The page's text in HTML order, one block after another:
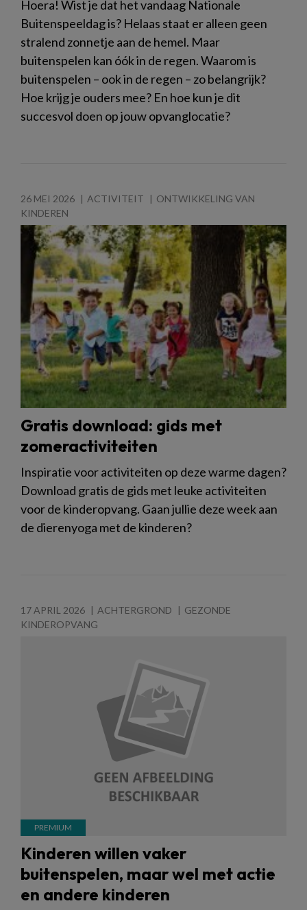
Hoera! Wist je dat het vandaag Nationale
Buitenspeeldag is? Helaas staat er alleen geen
stralend zonnetje aan de hemel. Maar
buitenspelen kan óók in de regen. Waarom is
buitenspelen – ook in de regen – zo belangrijk?
Hoe krijg je ouders mee? En hoe kun je dit
succesvol doen op jouw opvanglocatie?
26 MEI 2026 ACTIVITEIT
ONTWIKKELING VAN
KINDEREN
Gratis download: gids met
zomeractiviteiten
Inspiratie voor activiteiten op deze warme dagen?
Download gratis de gids met leuke activiteiten
voor de kinderopvang. Gaan jullie deze week aan
de dierenyoga met de kinderen?
17 APRIL 2026 ACHTERGROND
GEZONDE
KINDEROPVANG
Kinderen willen vaker
buitenspelen, maar wel met actie
en andere kinderen